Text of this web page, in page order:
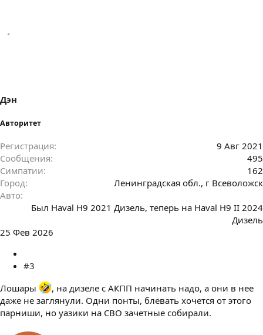
Дэн
Авторитет
Регистрация
9 Авг 2021
Сообщения
495
Симпатии
162
Город
Ленинградская обл., г Всеволожск
Авто
Был Haval H9 2021 Дизель, теперь на Haval H9 II 2024
Дизель
25 Фев 2026
#3
Лошары
, на дизеле с АКПП начинать надо, а они в нее
даже не заглянули. Одни понты, блевать хочется от этого
парниши, но уазики на СВО зачетные собирали.